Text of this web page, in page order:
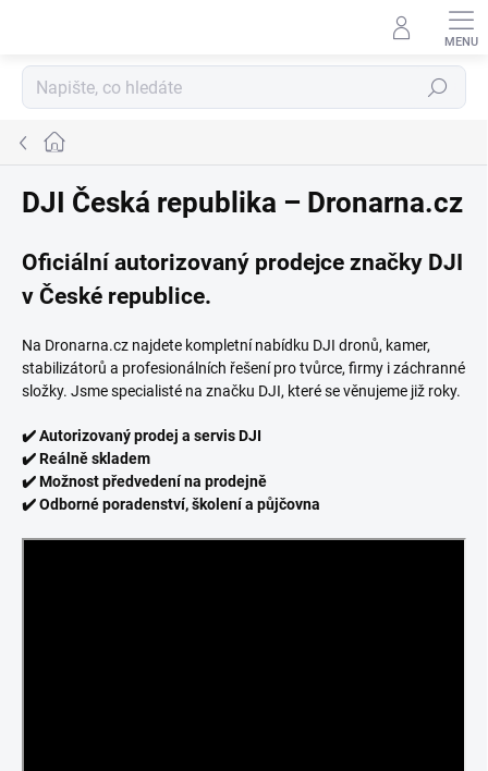
Hledat
Domů
DJI Česká republika – Dronarna.cz
Oficiální autorizovaný prodejce značky DJI
v České republice.
Na Dronarna.cz najdete kompletní nabídku DJI dronů, kamer,
stabilizátorů a profesionálních řešení pro tvůrce, firmy i záchranné
složky. Jsme specialisté na značku DJI, které se věnujeme již roky.
✔️ Autorizovaný prodej a servis DJI
✔️ Reálně skladem
✔️ Možnost předvedení na prodejně
✔️ Odborné poradenství, školení a půjčovna